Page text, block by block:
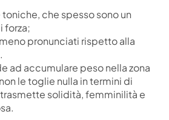
che spesso sono un
forza;
pronunciati rispetto alla
ad accumulare peso nella zona
le toglie nulla in termini di
solidità, femminilità e